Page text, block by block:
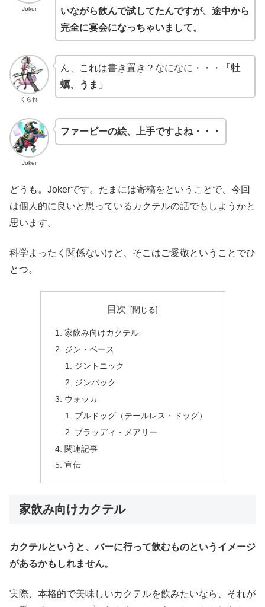
Joker
いながら飲んで試してたんですが、途中から
完全に宴会になっちゃいまして。
くられ
ん、これは書き置き？なになに・・・
「牡
蠣、うま」
Joker
ファービーの絵、上手ですよね・・・
どうも。Jokerです。たまには寄稿をということで、今回
は個人的に良いと思っているカクテルの話でもしようかと
思います。
科学まったく関係ないけど、そこはご愛敬ということでひ
とつ。
目次
家飲み向けカクテル
ジン・ベース
ジントニック
ジンバック
ウォッカ
ブルドッグ（テールレス・ドッグ）
ブラッディ・メアリー
関連記事
宣伝
家飲み向けカクテル
カクテルというと、バーに行って飲むものというイメージ
があるかもしれません。
実際、本格的で美味しいカクテルを飲みたいなら、それが